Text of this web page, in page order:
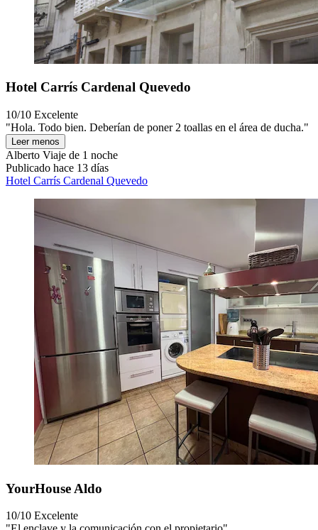
Hotel Carrís Cardenal Quevedo
10/10 Excelente
"Hola. Todo bien. Deberían de poner 2 toallas en el área de ducha."
Leer menos
Alberto Viaje de 1 noche
Publicado hace 13 días
Hotel Carrís Cardenal Quevedo
YourHouse Aldo
10/10 Excelente